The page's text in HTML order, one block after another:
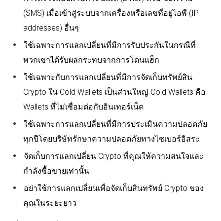
(SMS) เมื่อเข้าสู่ระบบจากเครื่องหรือเลขที่อยู่ไอพี (IP
addresses) อื่นๆ
ใช้เฉพาะการแลกเปลี่ยนที่มีการรับประกันในกรณีที่
พวกเขาได้รับผลกระทบจากการโดนแฮ็ก
ใช้เฉพาะกับการแลกเปลี่ยนที่มีการจัดเก็บทรัพย์สิน
Crypto ใน Cold Wallets เป็นส่วนใหญ่ Cold Wallets คือ
Wallets ที่ไม่เชื่อมต่อกับอินเทอร์เน็ต
ใช้เฉพาะการแลกเปลี่ยนที่มีการประเมินความปลอดภัย
ทุกปีโดยบริษัทรักษาความปลอดภัยทางไซเบอร์อิสระ
จัดเก็บการแลกเปลี่ยน Crypto ที่คุณให้ความสนใจและ
กำลังซื้อขายเท่านั้น
อย่าใช้การแลกเปลี่ยนเพื่อจัดเก็บสินทรัพย์ Crypto ของ
คุณในระยะยาว